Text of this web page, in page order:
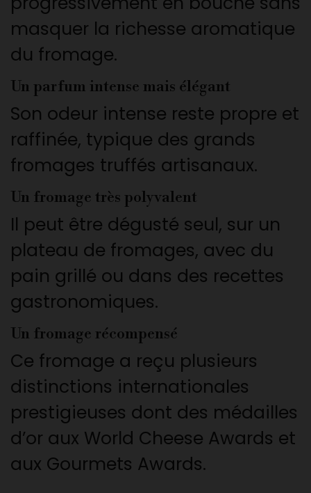
masquer la richesse aromatique
du fromage.
Un parfum intense mais élégant
Son odeur intense reste propre et
raffinée, typique des grands
fromages truffés artisanaux.
Un fromage très polyvalent
Il peut être dégusté seul, sur un
plateau de fromages, avec du
pain grillé ou dans des recettes
gastronomiques.
Un fromage récompensé
Ce fromage a reçu plusieurs
distinctions internationales
prestigieuses dont des médailles
d’or aux World Cheese Awards et
aux Gourmets Awards.